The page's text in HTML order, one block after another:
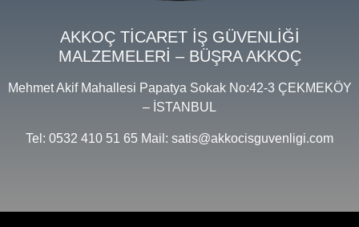
AKKOÇ TİCARET İŞ GÜVENLİĞİ
MALZEMELERİ – BÜŞRA AKKOÇ
Mehmet Akif Mahallesi Papatya Sokak No:42-3 ÇEKMEKÖY
– İSTANBUL
Tel: 0532 410 51 65 Mail: satis@akkocisguvenligi.com